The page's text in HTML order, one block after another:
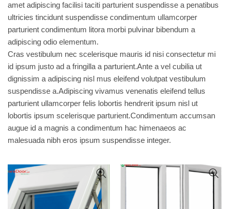
amet adipiscing facilisi taciti parturient suspendisse a penatibus
ultricies tincidunt suspendisse condimentum ullamcorper
parturient condimentum litora morbi pulvinar bibendum a
adipiscing odio elementum.
Cras vestibulum nec scelerisque mauris id nisi consectetur mi
id ipsum justo ad a fringilla a parturient.Ante a vel cubilia ut
dignissim a adipiscing nisl mus eleifend volutpat vestibulum
suspendisse a.Adipiscing vivamus venenatis eleifend tellus
parturient ullamcorper felis lobortis hendrerit ipsum nisl ut
lobortis ipsum scelerisque parturient.Condimentum accumsan
augue id a magnis a condimentum hac himenaeos ac
malesuada nibh eros ipsum suspendisse integer.